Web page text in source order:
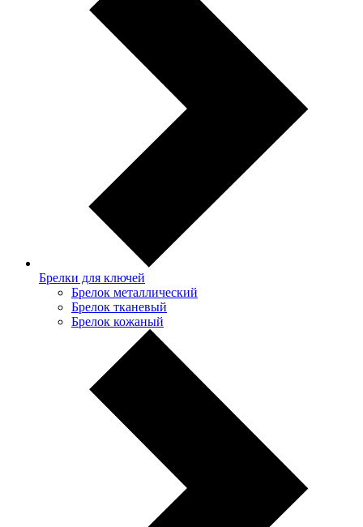
Брелки для ключей
Брелок металлический
Брелок тканевый
Брелок кожаный